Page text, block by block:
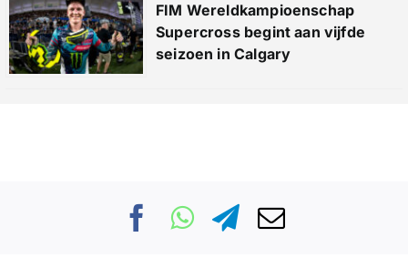
FIM Wereldkampioenschap
Supercross begint aan vijfde
seizoen in Calgary